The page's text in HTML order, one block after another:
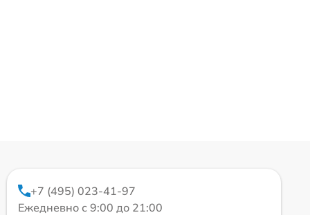
+7 (495) 023-41-97
Ежедневно с 9:00 до 21:00